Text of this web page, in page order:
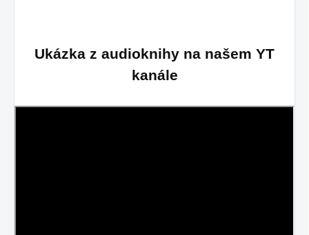
Ukázka z audioknihy na našem YT
kanále